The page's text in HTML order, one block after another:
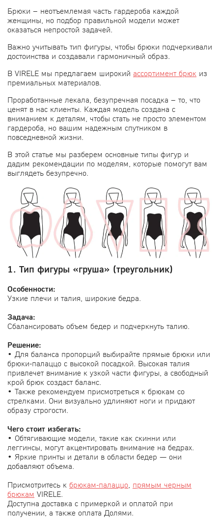
Брюки – неотъемлемая часть гардероба каждой
женщины, но подбор правильной модели может
оказаться непростой задачей.
Важно учитывать тип фигуры, чтобы брюки подчеркивали
достоинства и создавали гармоничный образ.
В VIRELE мы предлагаем широкий ассортимент брюк из
премиальных материалов.
Проработанные лекала, безупречная посадка – то, что
ценят в нас клиенты. Каждая модель создана с
вниманием к деталям, чтобы стать не просто элементом
гардероба, но вашим надежным спутником в
повседневной жизни.
В этой статье мы разберем основные типы фигур и
дадим рекомендации по моделям, которые помогут вам
выглядеть безупречно.
1. Тип фигуры «груша» (треугольник)
Особенности:
Узкие плечи и талия, широкие бедра.
Задача:
Сбалансировать объем бедер и подчеркнуть талию.
Решение:
• Для баланса пропорций выбирайте прямые брюки или
брюки-палаццо с высокой посадкой. Высокая талия
привлечет внимание к узкой части фигуры, а свободный
крой брюк создаст баланс.
• Также рекомендуем присмотреться к брюкам со
стрелками. Они визуально удлиняют ноги и придают
образу строгости.
Чего стоит избегать:
• Обтягивающие модели, такие как скинни или
леггинсы, могут акцентировать внимание на бедрах.
• Яркие принты и детали в области бедер — они
добавляют объема.
Присмотритесь к брюкам-палаццо прямым черным
брюкам VIRELE.
Доступна доставка с примеркой и оплатой при
получении, а также оплата Долями.